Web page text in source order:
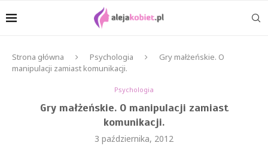
Strona główna Psychologia
Gry małżeńskie. O
manipulacji zamiast komunikacji.
Psychologia
Gry małżeńskie. O manipulacji zamiast
komunikacji.
3 października, 2012